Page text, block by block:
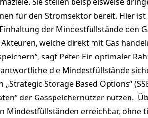
für den Stromsektor bereit. Hier
der Mindestfüllstände den
welche direkt mit Gas
sagt Peter. Ein optimaler
die Mindestfüllstände
„Strategic Storage Based Options“
der Gasspeichernutzer nutzen.
Mindestfüllständen erreichbar, ohne